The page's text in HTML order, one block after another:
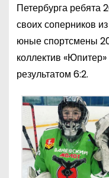
Петербурга ребята
своих соперников
юные спортсмены
коллектив
результатом 6:2.